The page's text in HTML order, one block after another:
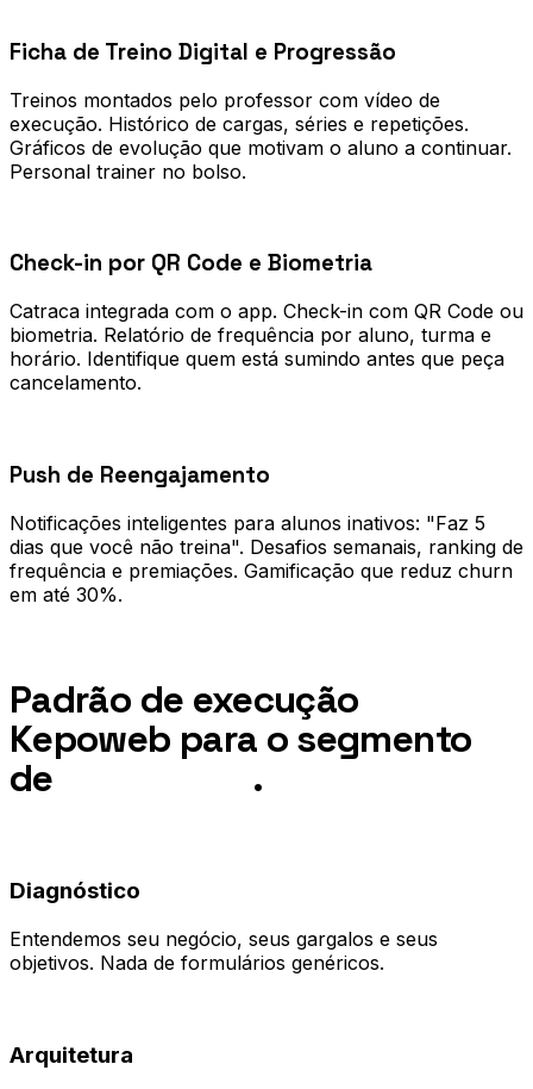
Ficha de Treino Digital e Progressão
Treinos montados pelo professor com vídeo de
execução. Histórico de cargas, séries e repetições.
Gráficos de evolução que motivam o aluno a continuar.
Personal trainer no bolso.
Check-in por QR Code e Biometria
Catraca integrada com o app. Check-in com QR Code ou
biometria. Relatório de frequência por aluno, turma e
horário. Identifique quem está sumindo antes que peça
cancelamento.
Push de Reengajamento
Notificações inteligentes para alunos inativos: "Faz 5
dias que você não treina". Desafios semanais, ranking de
frequência e premiações. Gamificação que reduz churn
em até 30%.
Padrão de execução
Kepoweb para o segmento
de
.
Diagnóstico
Entendemos seu negócio, seus gargalos e seus
objetivos. Nada de formulários genéricos.
Arquitetura